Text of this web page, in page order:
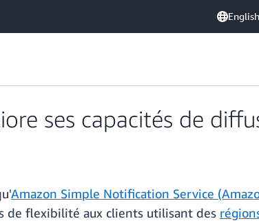
English
ses capacités de
Amazon Simple Notification Service
de flexibilité aux clients utilisant des